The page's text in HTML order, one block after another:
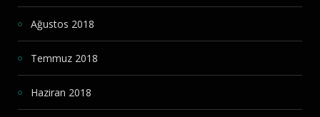
Ağustos 2018
Temmuz 2018
Haziran 2018